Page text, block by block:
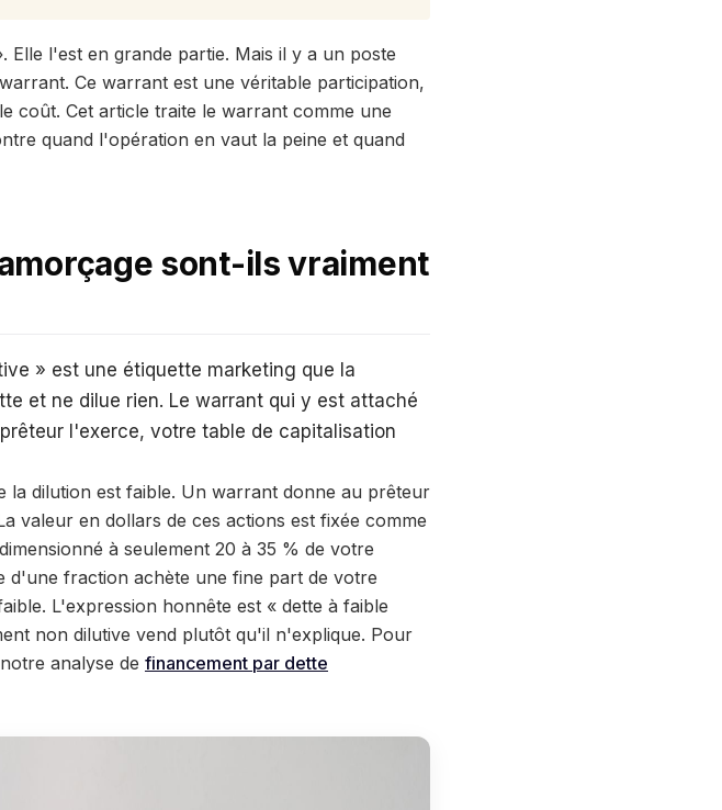
Elle l'est en grande partie. Mais il y a un poste
Ce warrant est une véritable participation,
coût. Cet article traite le warrant comme une
quand l'opération en vaut la peine et quand
sont-ils vraiment
» est une étiquette marketing que la
et ne dilue rien. Le warrant qui y est attaché
l'exerce, votre table de capitalisation
dilution est faible. Un warrant donne au prêteur
valeur en dollars de ces actions est fixée comme
à seulement 20 à 35 % de votre
d'une fraction achète une fine part de votre
L'expression honnête est « dette à faible
non dilutive vend plutôt qu'il n'explique. Pour
analyse de financement par dette